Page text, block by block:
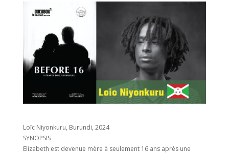
Loïc Niyonkuru, Burundi, 2024
SYNOPSIS
Elizabeth est devenue mère à seulement 16 ans après une